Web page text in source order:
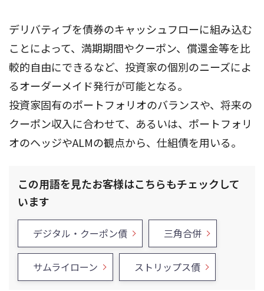
デリバティブを債券のキャッシュフローに組み込む
ことによって、満期期間やクーポン、償還金等を比
較的自由にできるなど、投資家の個別のニーズによ
るオーダーメイド発行が可能となる。
投資家固有のポートフォリオのバランスや、将来の
クーポン収入に合わせて、あるいは、ポートフォリ
オのヘッジやALMの観点から、仕組債を用いる。
この用語を見たお客様はこちらもチェックして
います
デジタル・クーポン債 三角合併
サムライローン ストリップス債